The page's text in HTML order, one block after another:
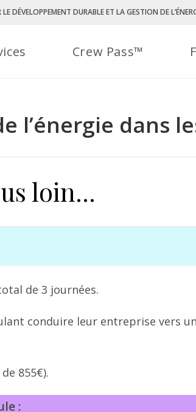
DÉVELOPPEMENT DURABLE ET LA GESTION DE
Crew Pass™
l’énergie dans
loin...
de 3 journées.
conduire leur entreprise vers
855€).
: